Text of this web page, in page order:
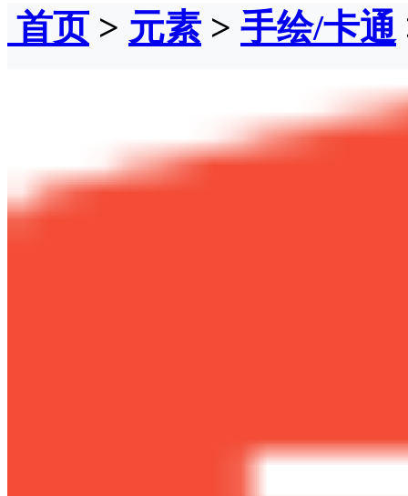
首页> 元素 > 手绘/卡通